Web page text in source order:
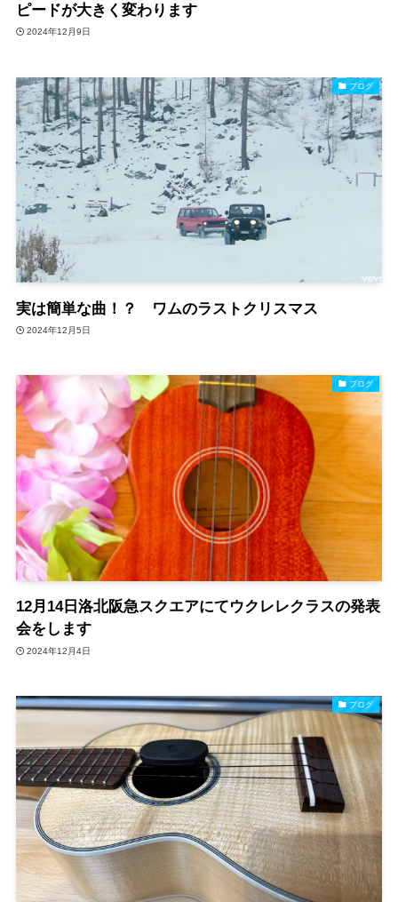
ピードが大きく変わります
2024年12月9日
ブログ
実は簡単な曲！？ ワムのラストクリスマス
2024年12月5日
ブログ
12月14日洛北阪急スクエアにてウクレレクラスの発表
会をします
2024年12月4日
ブログ